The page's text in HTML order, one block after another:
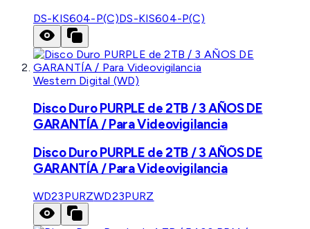
DS-KIS604-P(C)DS-KIS604-P(C)
Western Digital (WD)
Disco Duro PURPLE de 2TB / 3 AÑOS DE
GARANTÍA / Para Videovigilancia
Disco Duro PURPLE de 2TB / 3 AÑOS DE
GARANTÍA / Para Videovigilancia
WD23PURZWD23PURZ